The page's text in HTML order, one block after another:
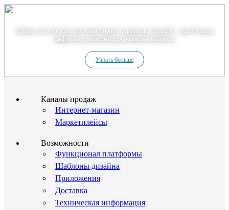
inSales стал частью системы бизнес-сервисов. Сбер2В – еще больше
цифровых решений для развития бизнеса!
Узнать больше
Каналы продаж
Интернет-магазин
Маркетплейсы
Возможности
Функционал платформы
Шаблоны дизайна
Приложения
Доставка
Техническая информация